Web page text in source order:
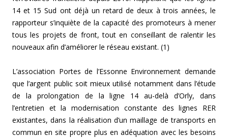
14 et 15 Sud ont déjà un retard de deux à trois années, le
rapporteur s’inquiète de la capacité des promoteurs à mener
tous les projets de front, tout en conseillant de ralentir les
nouveaux afin d’améliorer le réseau existant. (1)
L’association Portes de l’Essonne Environnement demande
que l’argent public soit mieux utilisé notamment dans l’étude
de la prolongation de la ligne 14 au-delà d’Orly, dans
l’entretien et la modernisation constante des lignes RER
existantes, dans la réalisation d’un maillage de transports en
commun en site propre plus en adéquation avec les besoins